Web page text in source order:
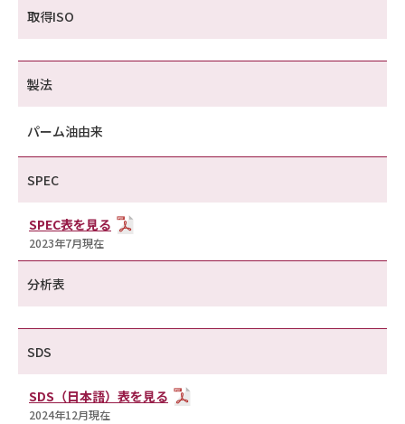
取得ISO
製法
パーム油由来
SPEC
SPEC表を見る
2023年7月現在
分析表
SDS
SDS（日本語）表を見る
2024年12月現在